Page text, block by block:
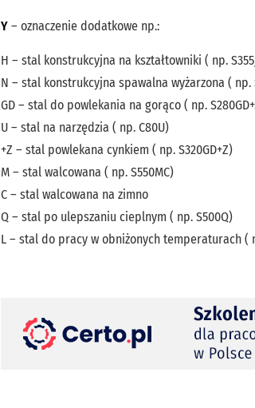
Y – oznaczenie dodatkowe np.:
H – stal konstrukcyjna na kształtowniki ( np.
N – stal konstrukcyjna spawalna wyżarzona ( np.
GD – stal do powlekania na gorąco ( np.
U – stal na narzędzia ( np. C80U)
+Z – stal powlekana cynkiem ( np. S320GD+Z)
M – stal walcowana ( np. S550MC)
C – stal walcowana na zimno
Q – stal po ulepszaniu cieplnym ( np. S500Q)
L – stal do pracy w obniżonych temperaturach (